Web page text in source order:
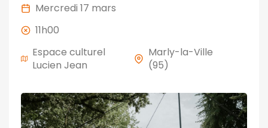
mercredi 17 mars
11h00
Marly-la-Ville
(95)
Espace culturel
Lucien Jean